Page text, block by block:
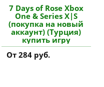
7 Days of Rose Xbox
One & Series X|S
(покупка на новый
аккаунт) (Турция)
купить игру
От 284 руб.